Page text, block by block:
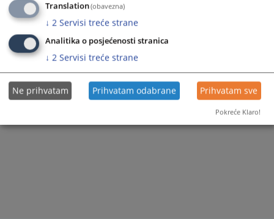
Translation(obavezna)
↓ 2 Servisi treće strane
Analitika o posjećenosti stranica
↓ 2 Servisi treće strane
Ne prihvatam Prihvatam odabrane Prihvatam sve
Pokreće Klaro!